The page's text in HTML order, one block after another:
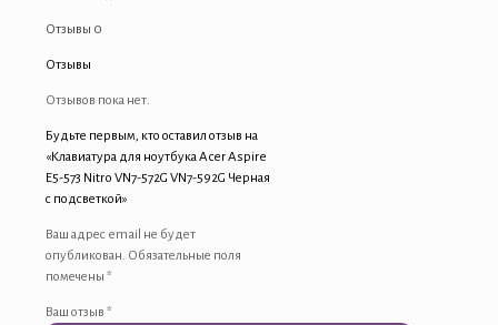
Отзывы 0
Отзывы
Отзывов пока нет.
Будьте первым, кто оставил отзыв на
«Клавиатура для ноутбука Acer Aspire
E5-573 Nitro VN7-572G VN7-592G Черная
с подсветкой»
Ваш адрес email не будет
опубликован. Обязательные поля
помечены *
Ваш отзыв *